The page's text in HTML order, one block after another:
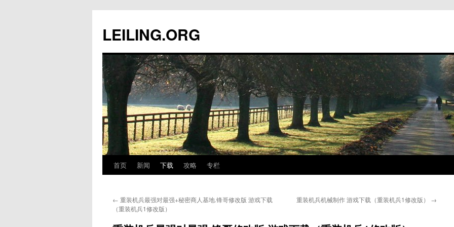
文
LEILING.ORG
首页 新闻 下载 攻略 专栏
← 重装机兵最强对最强+秘密商人基地.锋哥修改版 游戏下载
（重装机兵1修改版）
重装机兵机械制作 游戏下载（重装机兵1修改版） →